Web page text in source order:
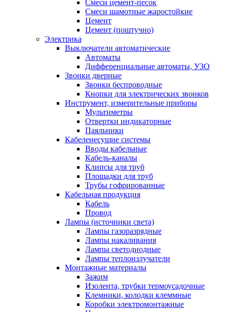
Смеси цемент-песок
Смеси шамотные жаростойкие
Цемент
Цемент (поштучно)
Электрика
Выключатели автоматические
Автоматы
Дифференциальные автоматы, УЗО
Звонки дверные
Звонки беспроводные
Кнопки для электрических звонков
Инструмент, измерительные приборы
Мультиметры
Отвертки индикаторные
Паяльники
Кабеленесущие системы
Вводы кабельные
Кабель-каналы
Клипсы для труб
Площадки для труб
Трубы гофрированные
Кабельная продукция
Кабель
Провод
Лампы (источники света)
Лампы газоразрядные
Лампы накаливания
Лампы светодиодные
Лампы теплоизлучатели
Монтажные материалы
Зажим
Изолента, трубки термоусадочные
Клемники, колодки клеммные
Коробки электромонтажные